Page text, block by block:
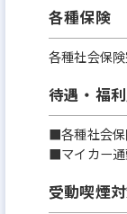
各種保険
各種社会保険
待遇・福
■各種社会
■マイカー
受動喫煙